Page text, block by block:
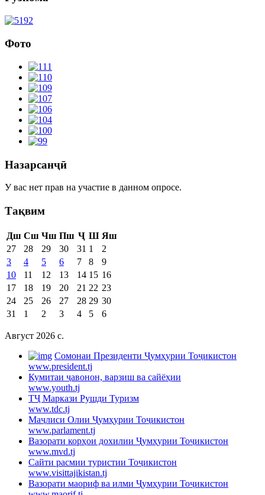
Фото
Назарсанҷӣ
У вас нет прав на участие в данном опросе.
Тақвим
Дш Сш Чш Пш Ҷ Ш Яш
27
28 29 30 31 1
2
3
4 5 6 7 8
9
10
11 12 13 14 15 16
17
18 19 20 21 22 23
24
25 26 27 28 29 30
31
1 2 3 4 5 6
Август 2026 c.
Cомонаи Президенти Ҷумҳурии Тоҷикистон
www.president.tj
Кумитаи ҷавонон, варзиш ва сайёҳии
www.youth.tj
ТҶ Маркази Рушди Туризм
www.tdc.tj
Маҷлиси Олии Ҷумҳурии Тоҷикистон
www.parlament.tj
Вазорати корҳои дохилии Ҷумҳурии Тоҷикистон
www.mvd.tj
Сайти расмии туристии Тоҷикистон
www.visittajikistan.tj
Вазорати маориф ва илми Ҷумҳурии Тоҷикистон